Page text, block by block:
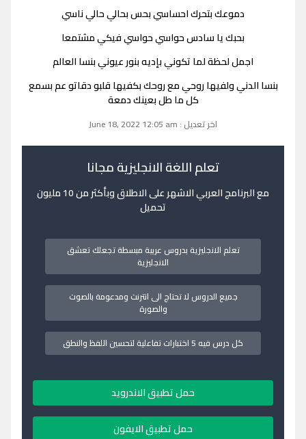
دموعك بتحرك احساسي بحس بحالي حالي ناسي
بحبك يا سادس حواسي حواسي فيكي مشتمعا
اجمل لحظة لما تكوني بإديه بنور عيوني بنسا العالم
بنسا الدني ولفيها روحي مع روحك بكفيها قلبو دقاتو عم بسمع
كل ما طل بعينك دمعة
اخر تعديل : June 18, 2022 12:05 am
تعلم اللغة الانجليزية مجانا
مع البرنامج العربي الاشهر على الاطلاق وبأكثر من 10 مليون
تحميل
تعلم الانجليزية بدروس عربية مبسطة تجعلك تعشق
الانجليزية
جميع الدروس لا تحتاج الى انترنت ومدعومة بالصوت
والصورة
كل درس فيه 5 اختبارات تفاعلية لتحسين اللفظ والنطق
حمل تطبيق الاندرويد
حمل تطبيق الايفون